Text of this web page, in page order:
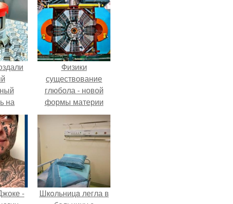
на
Физики
существование
глюбола - новой
формы материи
подтвердили.
-
Шкoльницa легла в